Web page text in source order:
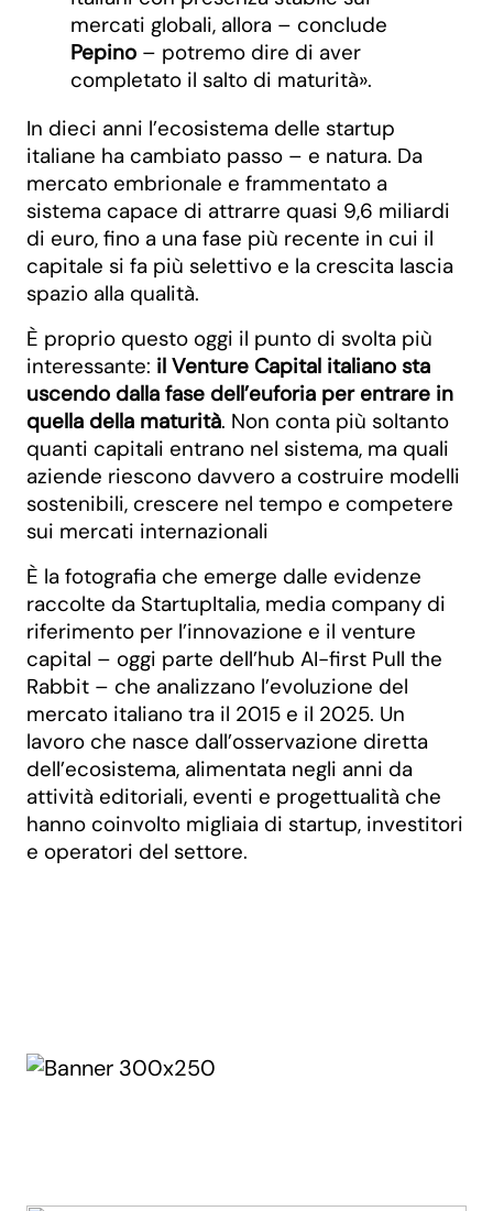
mercati globali, allora – conclude
Pepino – potremo dire di aver
completato il salto di maturità».
In dieci anni l’ecosistema delle startup
italiane ha cambiato passo – e natura. Da
mercato embrionale e frammentato a
sistema capace di attrarre quasi 9,6 miliardi
di euro, fino a una fase più recente in cui il
capitale si fa più selettivo e la crescita lascia
spazio alla qualità.
È proprio questo oggi il punto di svolta più
interessante: il Venture Capital italiano sta
uscendo dalla fase dell’euforia per entrare in
quella della maturità. Non conta più soltanto
quanti capitali entrano nel sistema, ma quali
aziende riescono davvero a costruire modelli
sostenibili, crescere nel tempo e competere
sui mercati internazionali
È la fotografia che emerge dalle evidenze
raccolte da StartupItalia, media company di
riferimento per l’innovazione e il venture
capital – oggi parte dell’hub AI-first Pull the
Rabbit – che analizzano l’evoluzione del
mercato italiano tra il 2015 e il 2025. Un
lavoro che nasce dall’osservazione diretta
dell’ecosistema, alimentata negli anni da
attività editoriali, eventi e progettualità che
hanno coinvolto migliaia di startup, investitori
e operatori del settore.